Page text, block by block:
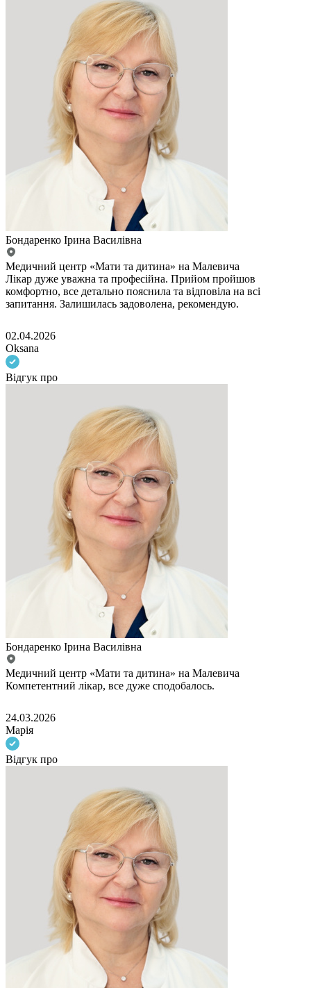
Бондаренко Ірина Василівна
Медичний центр «Мати та дитина» на Малевича
Лікар дуже уважна та професійна. Прийом пройшов
комфортно, все детально пояснила та відповіла на всі
запитання. Залишилась задоволена, рекомендую.
02.04.2026
Oksana
Відгук про
Бондаренко Ірина Василівна
Медичний центр «Мати та дитина» на Малевича
Компетентний лiкар, все дуже сподобалось.
24.03.2026
Марія
Відгук про